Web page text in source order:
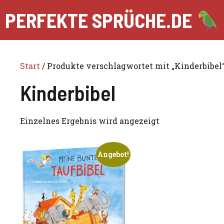
Inhalt
springen
PERFEKTE SPRÜCHE.DE
Start / Produkte verschlagwortet mit
Kinderbibel
Einzelnes Ergebnis wird angezeigt
Angebot!